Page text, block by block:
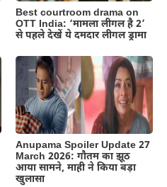
Best courtroom drama on
OTT India: ‘मामला लीगल है 2’
से पहले देखें ये दमदार लीगल ड्रामा
Anupama Spoiler Update 27
March 2026: गौतम का झूठ
आया सामने, माही ने किया बड़ा
खुलासा